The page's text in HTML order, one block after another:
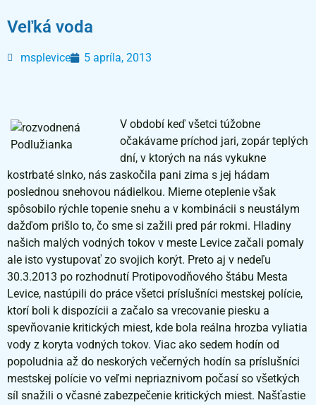
Veľká voda
msplevice 5 apríla, 2013
V období keď všetci túžobne
očakávame príchod jari, zopár teplých
dní, v ktorých na nás vykukne
kostrbaté slnko, nás zaskočila pani zima s jej hádam
poslednou snehovou nádielkou. Mierne oteplenie však
spôsobilo rýchle topenie snehu a v kombinácii s neustálym
dažďom prišlo to, čo sme si zažili pred pár rokmi. Hladiny
našich malých vodných tokov v meste Levice začali pomaly
ale isto vystupovať zo svojich korýt. Preto aj v nedeľu
30.3.2013 po rozhodnutí Protipovodňového štábu Mesta
Levice, nastúpili do práce všetci príslušníci mestskej polície,
ktorí boli k dispozícii a začalo sa vrecovanie piesku a
spevňovanie kritických miest, kde bola reálna hrozba vyliatia
vody z koryta vodných tokov. Viac ako sedem hodín od
popoludnia až do neskorých večerných hodín sa príslušníci
mestskej polície vo veľmi nepriaznivom počasí so všetkých
síl snažili o včasné zabezpečenie kritických miest. Našťastie